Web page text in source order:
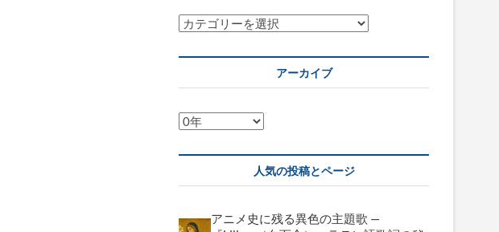
カ
ゴ
ー
アーカイブ
ア
カ
ブ
人気の投稿とページ
アニメ史に残る異色の主題歌 —